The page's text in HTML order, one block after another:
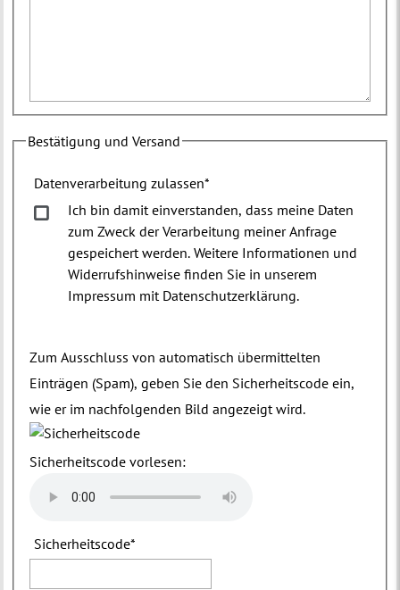
Bestätigung und Versand
Datenverarbeitung zulassen*
Ich bin damit einverstanden, dass meine Daten
zum Zweck der Verarbeitung meiner Anfrage
gespeichert werden. Weitere Informationen und
Widerrufshinweise finden Sie in unserem
Impressum mit Datenschutzerklärung.
Zum Ausschluss von automatisch übermittelten
Einträgen (Spam), geben Sie den Sicherheitscode ein,
wie er im nachfolgenden Bild angezeigt wird.
Sicherheitscode vorlesen:
Sicherheitscode*